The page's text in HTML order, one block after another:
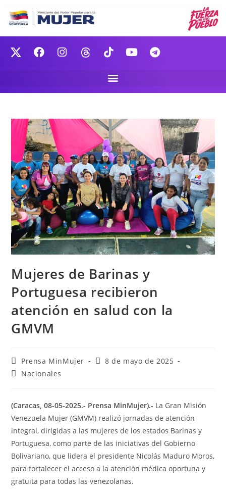
Mujeres de Barinas y
Portuguesa recibieron
atención en salud con la
GMVM
Prensa MinMujer
8 de mayo de 2025
Nacionales
(Caracas, 08-05-2025.- Prensa MinMujer).- La Gran Misión
Venezuela Mujer (GMVM) realizó jornadas de atención
integral, dirigidas a las mujeres de los estados Barinas y
Portuguesa, como parte de las iniciativas del Gobierno
Bolivariano, que lidera el presidente Nicolás Maduro Moros,
para fortalecer el acceso a la atención médica oportuna y
gratuita para todas las venezolanas.